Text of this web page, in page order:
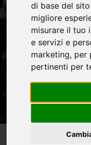
di base del
migliore
misurare il tuo
e servizi e
marketing, per
pertinenti per